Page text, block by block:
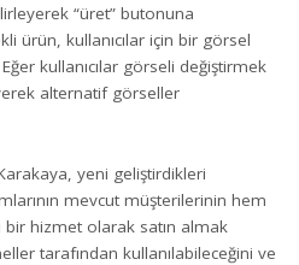
“üret” butonuna
ürün, kullanıcılar için bir görsel
kullanıcılar görseli değiştirmek
alternatif görseller
yeni geliştirdikleri
mevcut müşterilerinin hem
bir hizmet olarak satın almak
tarafından kullanılabileceğini ve